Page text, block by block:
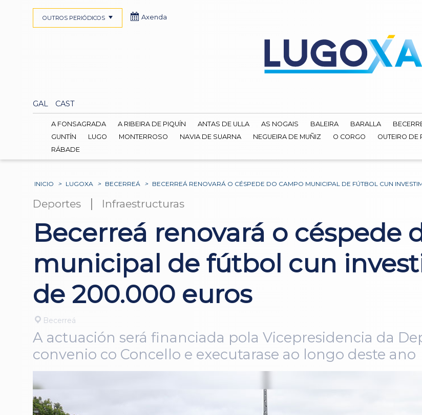
GAL CAST
OUTROS PERIÓDICOS Axenda
A FONSAGRADA A RIBEIRA DE PIQUÍN ANTAS DE ULLA AS NOGAIS BALEIRA BARALLA
GUNTÍN
LUGO MONTERROSO NAVIA DE SUARNA NEGUEIRA DE MUÑIZ O CORGO OUTEIRO DE
RÁBADE
INICIO > LUGOXA > BECERREÁ > BECERREÁ RENOVARÁ O CÉSPEDE DO CAMPO MUNICIPAL DE FÚTBOL CUN
Deportes | Infraestructuras
Becerreá renovará o céspede
municipal de fútbol cun
de 200.000 euros
Becerreá
A actuación será financiada pola Vicepresidencia da
convenio co Concello e executarase ao longo deste ano